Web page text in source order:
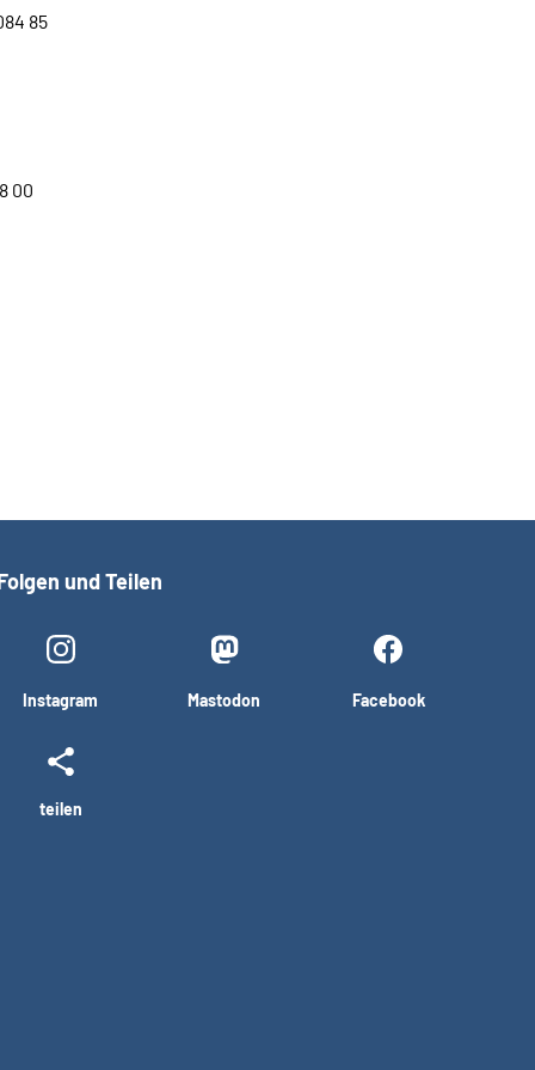
85
00
und Teilen
Instagram Mastodon Facebook
teilen